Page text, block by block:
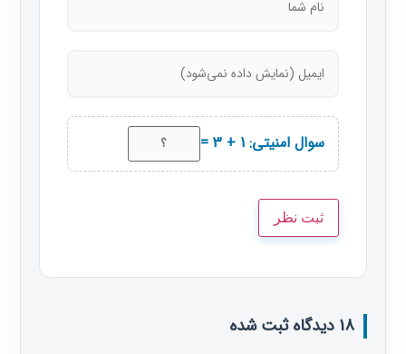
سوال امنیتی: 1 + 3 =
18 دیدگاه ثبت شده